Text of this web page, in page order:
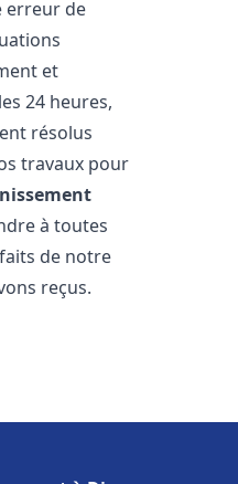
erreur de
et
24 heures,
résolus
travaux pour
à toutes
de notre
reçus.